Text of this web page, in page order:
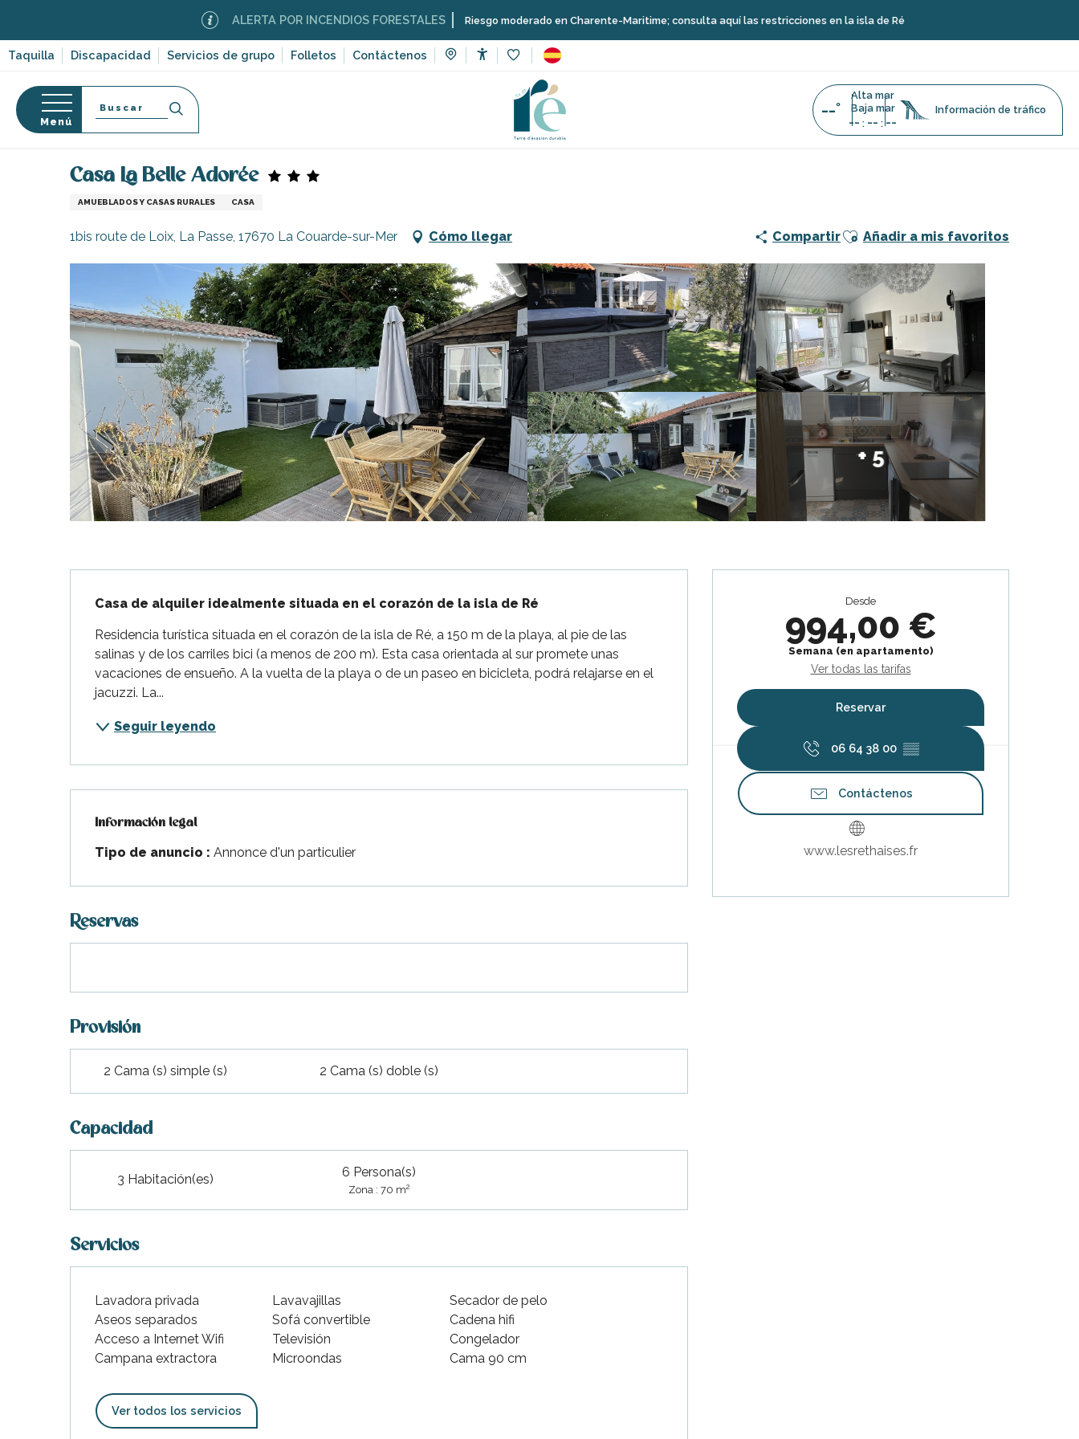
contenu
principal
Taquilla Discapacidad Servicios de grupo Folletos Contáctenos
ALERTA POR INCENDIOS FORESTALES Riesgo moderado en Charente-Maritime; consulta aquí las restricciones en la isla de Ré
sur-
Portes-en-Ré
Martin-de-Ré
Marie-de-Ré
Menú
Buscar --°
Alta mar
Baja mar
-- : -- : --
Información de tráfico
Página Web Casa La Belle Adorée
Casa La Belle Adorée
AMUEBLADOS Y CASAS RURALES CASA
1bis route de Loix, La Passe, 17670 La Couarde-sur-Mer Cómo llegar CompartirAjouter aux favoris
Añadir a mis favoritos
+ 5
Desde
994,00 €
Semana (en apartamento)
Ver todas las tarifas
Reservar
06 64 38 00 ▒▒
Contáctenos
www.lesrethaises.fr
Casa de alquiler idealmente situada en el corazón de la isla de Ré
Residencia turística situada en el corazón de la isla de Ré, a 150 m de la playa, al pie de las
salinas y de los carriles bici (a menos de 200 m). Esta casa orientada al sur promete unas
vacaciones de ensueño. A la vuelta de la playa o de un paseo en bicicleta, podrá relajarse en el
jacuzzi. La...
Seguir leyendo
Información legal
Información legal
Tipo de anuncio : Annonce d'un particulier
Reservas
Provisión
2 Cama (s) simple (s) 2 Cama (s) doble (s)
Capacidad
3 Habitación(es) 6 Persona(s)
Zona : 70 m2
Servicios
Lavadora privada Lavavajillas
Secador de pelo
Aseos separados
Sofá convertible
Cadena hifi
Acceso a Internet Wifi
Televisión
Congelador
Campana extractora
Microondas Cama 90 cm
Ver todos los servicios